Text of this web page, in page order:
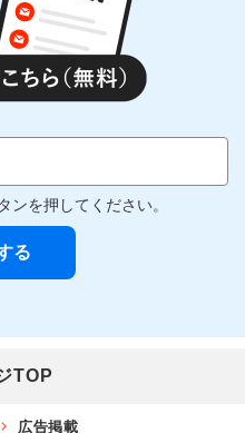
ンを押してください。
TOP
広告掲載